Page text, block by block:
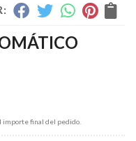
importe final del pedido.